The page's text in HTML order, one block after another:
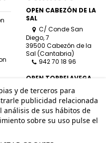
OPEN CABEZÓN DE LA
SAL
C/ Conde San
Diego, 7
39500 Cabezón de la
Sal (Cantabria)
942 70 18 96
OPEN TORRELAVEGA
C/ José Posada
Herrera, Esquina
Lasaga Larreta
39300 Torrelavega
(Cantabria)
y de terceros para
publicidad relacionada
análisis de sus hábitos de
sobre su uso pulse el